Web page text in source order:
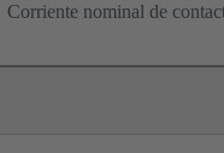
Corriente nominal de